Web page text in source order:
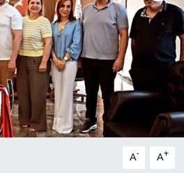
A- A+